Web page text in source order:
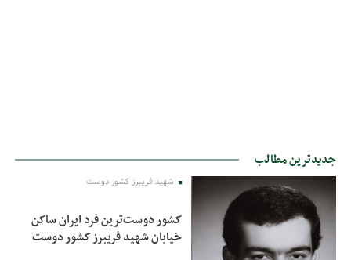
جدیدترین مطالب
شهید فریبرز کشور دوست
کشور دوست‌ترین فرد ایران ساکن
خیابان شهید فریبرز کشور دوست